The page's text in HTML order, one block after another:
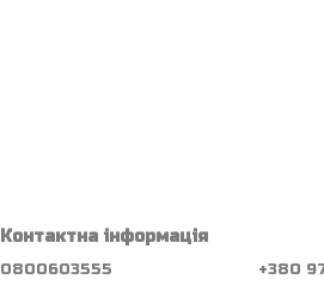
Контактна інформація
0800603555 +380